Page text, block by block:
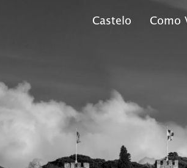
Castelo Como